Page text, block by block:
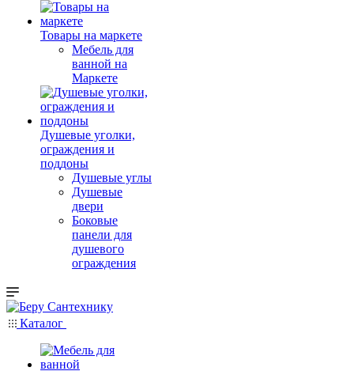
Товары на маркете
Мебель для
ванной на
Маркете
Душевые уголки,
ограждения и
поддоны
Душевые углы
Душевые
двери
Боковые
панели для
душевого
ограждения
Каталог